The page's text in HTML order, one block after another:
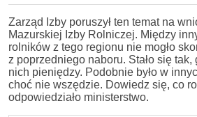
Zarząd Izby poruszył ten temat na
Mazurskiej Izby Rolniczej. Między
rolników z tego regionu nie mogło
z poprzedniego naboru. Stało się tak,
nich pieniędzy. Podobnie było w
choć nie wszędzie. Dowiedz się, co
odpowiedziało ministerstwo.